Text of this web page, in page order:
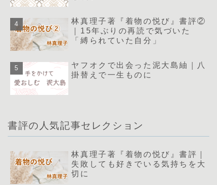
林真理子著『着物の悦び』書評②
｜15年ぶりの再読で気づいた
「縛られていた自分」
ヤフオクで出会った泥大島紬｜八
掛替えで一生ものに
書評の人気記事セレクション
林真理子著『着物の悦び』書評｜
失敗しても好きでいる気持ちを大
切に